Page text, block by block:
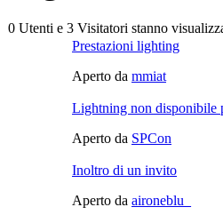
0 Utenti e 3 Visitatori stanno
Prestazioni lighting
Aperto da mmiat
Lightning non disponibile
Aperto da SPCon
Inoltro di un invito
Aperto da aironeblu_